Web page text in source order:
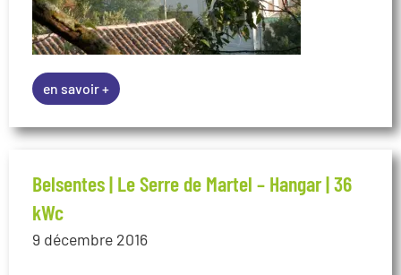
Belsentes | Le Serre de Martel – Hangar | 36
kWc
9 décembre 2016